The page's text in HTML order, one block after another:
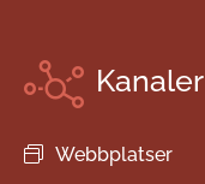
Kanaler
Webbplatser